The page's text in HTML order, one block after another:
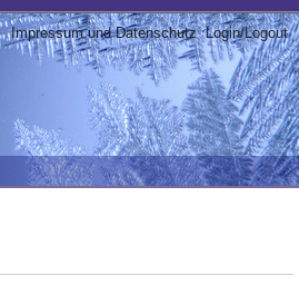
Impressum und Datenschutz Login/Logout